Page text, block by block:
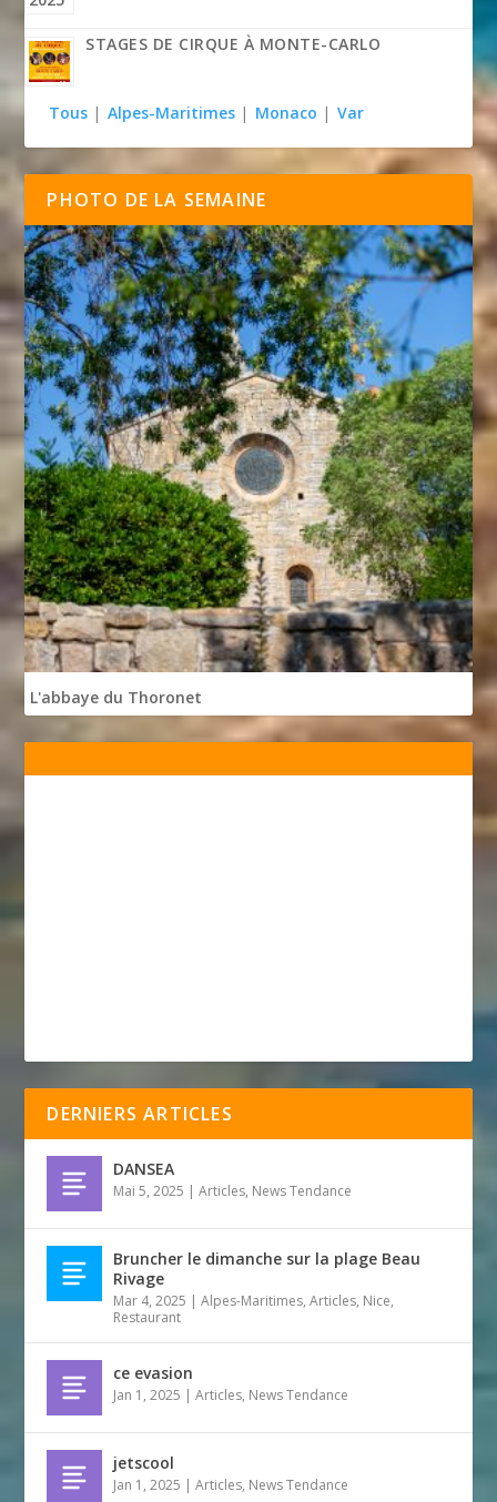
STAGES DE CIRQUE À MONTE-CARLO
Tous | Alpes-Maritimes | Monaco | Var
PHOTO DE LA SEMAINE
L'abbaye du Thoronet
DERNIERS ARTICLES
DANSEA
Mai 5, 2025 |Articles, News Tendance
Bruncher le dimanche sur la plage Beau
Rivage
Mar 4, 2025 |Alpes-Maritimes,Articles, Nice,
Restaurant
ce evasion
Jan 1, 2025 |Articles, News Tendance
jetscool
Jan 1, 2025 |Articles, News Tendance